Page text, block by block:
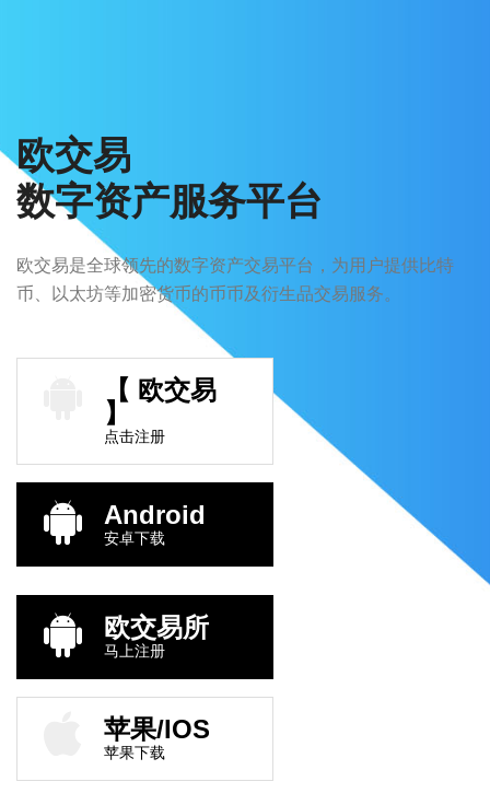
欧交易
数字资产服务平台
欧交易是全球领先的数字资产交易平台，为用户提供比特
币、以太坊等加密货币的币币及衍生品交易服务。
【 欧交易
】
点击注册
Android
安卓下载
欧交易所
马上注册
苹果/IOS
苹果下载